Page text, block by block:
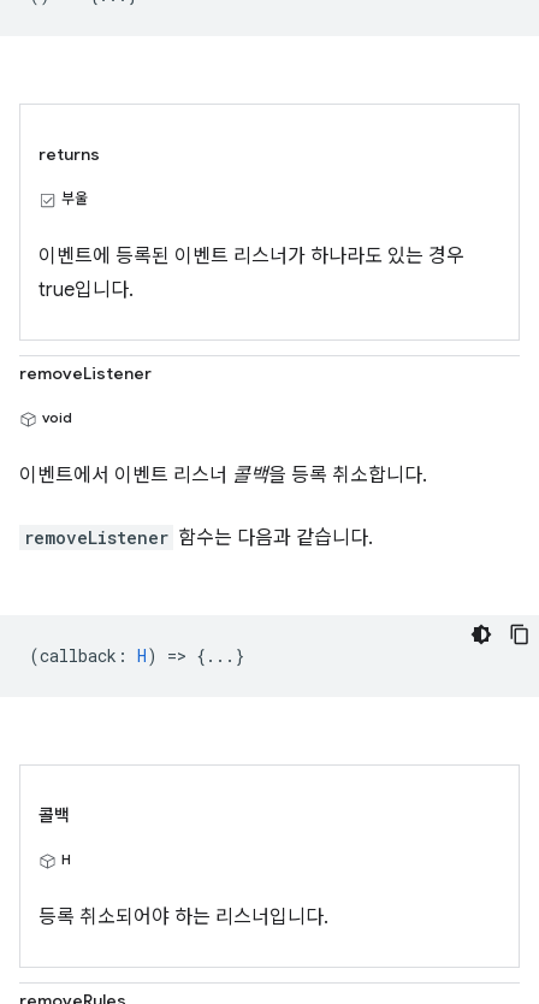
returns
부울
이벤트에 등록된 이벤트 리스너가 하나라도 있는 경우
true입니다.
removeListener
void
이벤트에서 이벤트 리스너 콜백을 등록 취소합니다.
removeListener 함수는 다음과 같습니다.
(callback : H) => {...}
콜백
H
등록 취소되어야 하는 리스너입니다.